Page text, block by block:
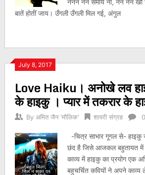
नैनन नैन समाये ना, नैन नैन खो
बातें होतीं जाय। उँगली उँगली मिल गई, अंगुल
July 8, 2017
Love Haiku। अनोखे लव
के हाइकु । प्यार में तकरार के
By अमित जैन 'मौलिक' शायरी संग्रह
-चित्र साभार गूगल से- हाइकु
छंद है जिसे आजकल बहुतायत में
काव्य में हाइकु का प्रयोग एक
बहुचर्चित कवियों ने अपने